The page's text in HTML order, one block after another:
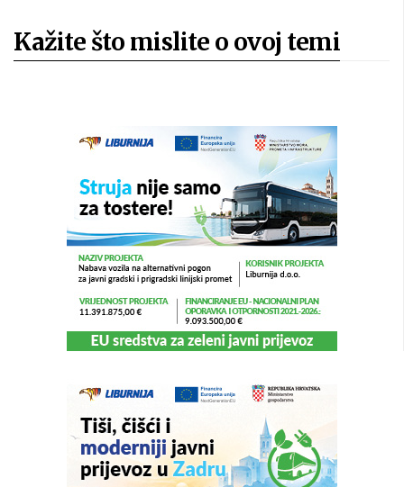
Kažite što mislite o ovoj temi